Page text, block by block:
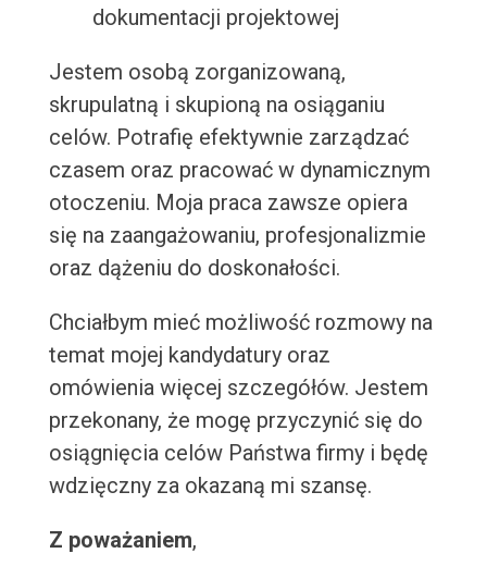
dokumentacji projektowej
Jestem osobą zorganizowaną,
skrupulatną i skupioną na osiąganiu
celów. Potrafię efektywnie zarządzać
czasem oraz pracować w dynamicznym
otoczeniu. Moja praca zawsze opiera
się na zaangażowaniu, profesjonalizmie
oraz dążeniu do doskonałości.
Chciałbym mieć możliwość rozmowy na
temat mojej kandydatury oraz
omówienia więcej szczegółów. Jestem
przekonany, że mogę przyczynić się do
osiągnięcia celów Państwa firmy i będę
wdzięczny za okazaną mi szansę.
Z poważaniem,